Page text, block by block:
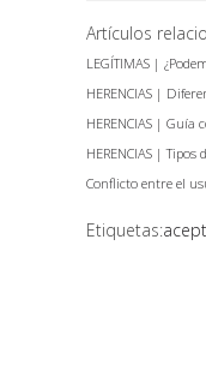
Artículos
LEGÍTIMAS |
HERENCIAS |
HERENCIAS | Guía
HERENCIAS |
Conflicto entre el
Etiquetas: